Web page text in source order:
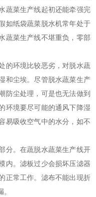
蔬菜生产线起初还能牵强完
如纸袋蔬菜脱水机常年处于
蔬菜生产线不堪重负，零部
环境比较恶劣，对脱水蔬
和尘埃。尽管脱水蔬菜生产
防尘处理，可是也无法做到
环境要尽可能的通风下降湿
易吸收空气中的水分，如不
。在蔬脱水蔬菜生产线开
内。滤板过少会损坏压滤器
正常工作。滤布不能出现折